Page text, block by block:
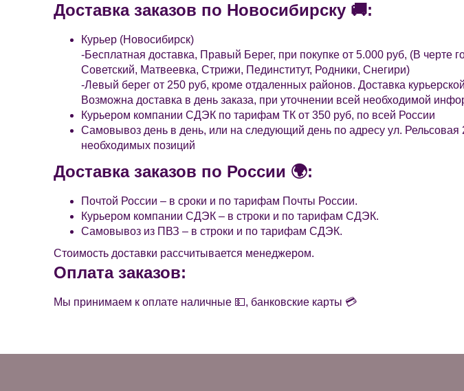
Доставка заказов по Новосибирску 🚚:
Курьер (Новосибирск)
-Бесплатная доставка, Правый Берег, при покупке от 5.000 руб, (В
Советский, Матвеевка, Стрижи, Пединститут, Родники, Снегири)
-Левый берег от 250 руб, кроме отдаленных районов. Доставка
Возможна доставка в день заказа, при уточнении всей необходимой
Курьером компании СДЭК по тарифам ТК от 350 руб, по всей России
Самовывоз день в день, или на следующий день по адресу ул.
необходимых позиций
Доставка заказов по России 🌍:
Почтой России – в сроки и по тарифам Почты России.
Курьером компании СДЭК – в строки и по тарифам СДЭК.
Самовывоз из ПВЗ – в строки и по тарифам СДЭК.
Стоимость доставки рассчитывается менеджером.
Оплата заказов:
Мы принимаем к оплате наличные 💵, банковские карты 💳